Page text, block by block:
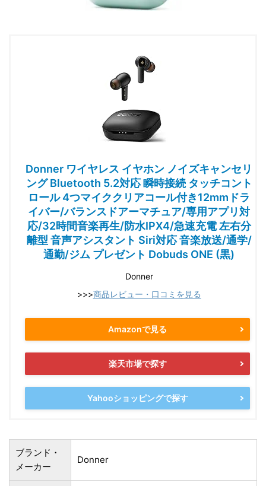
Donner ワイヤレス イヤホン ノイズキャンセリ
ング Bluetooth 5.2対応 瞬時接続 タッチコント
ロール 4つマイククリアコール付き12mmドラ
イバー/バランスドアーマチュア/専用アプリ対
応/32時間音楽再生/防水IPX4/急速充電 左右分
離型 音声アシスタント Siri対応 音楽放送/通学/
通勤/ジム プレゼント Dobuds ONE (黒)
Donner
>>>商品レビュー・口コミを見る
Amazonで見る
楽天市場で探す
Yahooショッピングで探す
ブランド・
メーカー
Donner